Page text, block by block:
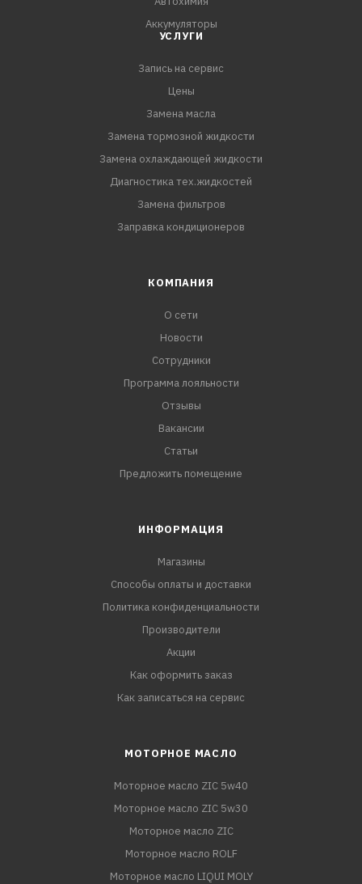
Аккумуляторы
УСЛУГИ
Запись на сервис
Цены
Замена масла
Замена тормозной жидкости
Замена охлаждающей жидкости
Диагностика тех.жидкостей
Замена фильтров
Заправка кондиционеров
КОМПАНИЯ
О сети
Новости
Сотрудники
Программа лояльности
Отзывы
Вакансии
Статьи
Предложить помещение
ИНФОРМАЦИЯ
Магазины
Способы оплаты и доставки
Политика конфиденциальности
Производители
Акции
Как оформить заказ
Как записаться на сервис
МОТОРНОЕ МАСЛО
Моторное масло ZIC 5w40
Моторное масло ZIC 5w30
Моторное масло ZIC
Моторное масло ROLF
Моторное масло LIQUI MOLY